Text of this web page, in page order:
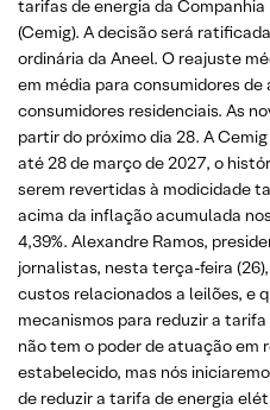
tarifas de energia da
(Cemig). A decisão será
ordinária da Aneel. O reajuste
em média para consumidores de
consumidores residenciais. As
partir do próximo dia 28. A
até 28 de março de 2027, o
serem revertidas à modicidade
acima da inflação acumulada
4,39%. Alexandre Ramos,
jornalistas, nesta terça-feira
custos relacionados a leilões, e
mecanismos para reduzir a tarifa
não tem o poder de atuação em
estabelecido, mas nós
de reduzir a tarifa de energia